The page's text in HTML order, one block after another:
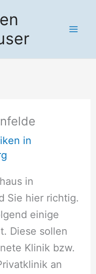
in
in
Sie hier richtig.
einige
Diese sollen
Klinik bzw.
an